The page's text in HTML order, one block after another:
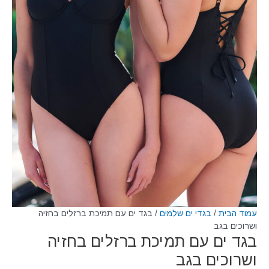
עמוד הבית / בגדי ים שלמים / בגד ים עם תמיכת ברזלים בחזיה
ושרוכים בגב
בגד ים עם תמיכת ברזלים בחזיה
ושרוכים בגב